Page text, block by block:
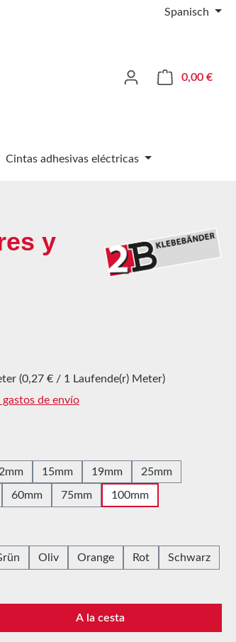
Spanisch
0,00 €El
Cintas adhesivas eléctricas
y
(0,27 € / 1 Laufende(r) Meter)
de envío
15mm 19mm 25mm
60mm 75mm 100mm
Oliv Orange Rot Schwarz
introduce la cantidad
A la cesta